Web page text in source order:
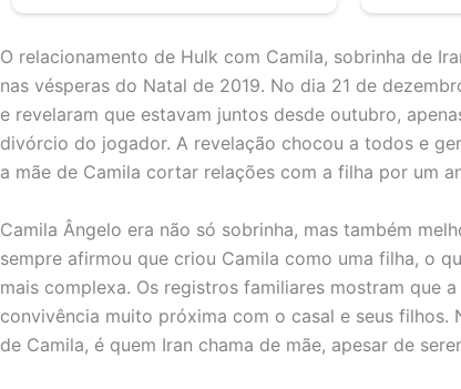
O relacionamento de Hulk com Camila, sobrinha de
nas vésperas do Natal de 2019. No dia 21 de
e revelaram que estavam juntos desde outubro,
divórcio do jogador. A revelação chocou a todos e
a mãe de Camila cortar relações com a filha por um
Camila Ângelo era não só sobrinha, mas também
sempre afirmou que criou Camila como uma filha, o
mais complexa. Os registros familiares mostram que
convivência muito próxima com o casal e seus filhos.
de Camila, é quem Iran chama de mãe, apesar de